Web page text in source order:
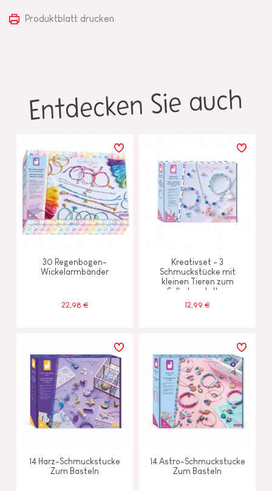
Produktblatt drucken
Entdecken Sie auch
30 Regenbogen-
Wickelarmbänder
22,98 €
Kreativset - 3
Schmuckstücke mit
kleinen Tieren zum
Selbstgestalten
12,99 €
14 Harz-Schmuckstucke
Zum Basteln
14 Astro-Schmuckstucke
Zum Basteln